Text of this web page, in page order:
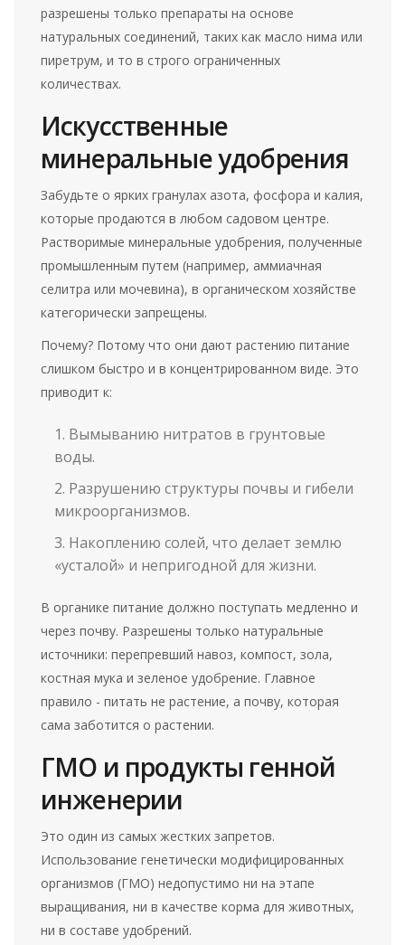
разрешены только препараты на основе
натуральных соединений, таких как масло нима или
пиретрум, и то в строго ограниченных
количествах.
Искусственные
минеральные удобрения
Забудьте о ярких гранулах азота, фосфора и калия,
которые продаются в любом садовом центре.
Растворимые минеральные удобрения, полученные
промышленным путем (например, аммиачная
селитра или мочевина), в органическом хозяйстве
категорически запрещены.
Почему? Потому что они дают растению питание
слишком быстро и в концентрированном виде. Это
приводит к:
Вымыванию нитратов в грунтовые
воды.
Разрушению структуры почвы и гибели
микроорганизмов.
Накоплению солей, что делает землю
«усталой» и непригодной для жизни.
В органике питание должно поступать медленно и
через почву. Разрешены только натуральные
источники: перепревший навоз, компост, зола,
костная мука и зеленое удобрение. Главное
правило - питать не растение, а почву, которая
сама заботится о растении.
ГМО и продукты генной
инженерии
Это один из самых жестких запретов.
Использование генетически модифицированных
организмов (ГМО) недопустимо ни на этапе
выращивания, ни в качестве корма для животных,
ни в составе удобрений.